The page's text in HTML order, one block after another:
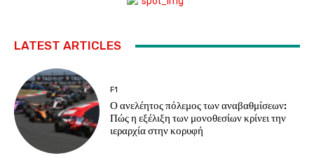
LATEST ARTICLES
F1
Ο ανελέητος πόλεμος των αναβαθμίσεων:
Πώς η εξέλιξη των μονοθεσίων κρίνει την
ιεραρχία στην κορυφή